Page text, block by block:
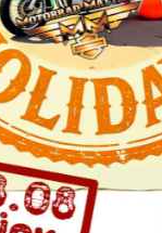
sind
jeder Tour auf Herz
ist eine dieser
finanzieren?
Konditionen -
€
von ca.